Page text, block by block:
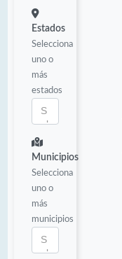
Estados
Selecciona
uno o
más
estados
Municipios
Selecciona
uno o
más
municipios